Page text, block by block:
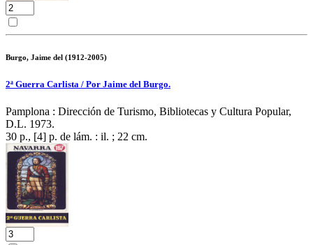
Burgo, Jaime del (1912-2005)
2ª Guerra Carlista / Por Jaime del Burgo.
Pamplona : Dirección de Turismo, Bibliotecas y Cultura Popular,
D.L. 1973.
30 p., [4] p. de lám. : il. ; 22 cm.